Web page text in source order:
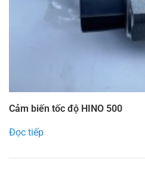
Cảm biến tốc độ HINO 500
Đọc tiếp